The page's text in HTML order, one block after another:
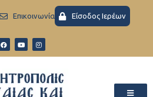
Eπικοινωνία Είσοδος Ιερέων